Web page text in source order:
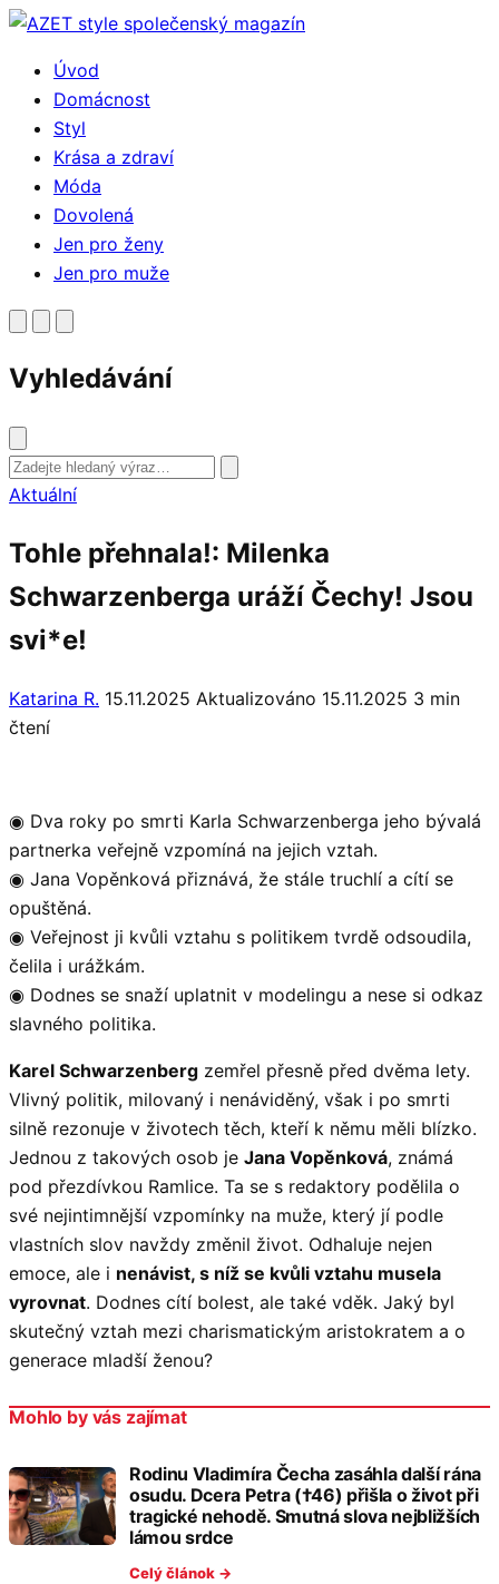
Přejít
obsahuÚvod
Domácnost
Styl
Krása a zdraví
Móda
Dovolená
Jen pro ženy
Jen pro muže
Vyhledávání
Vyhledat
Aktuální
Tohle přehnala!: Milenka
Schwarzenberga uráží Čechy! Jsou
svi*e!
Katarina R. 15.11.2025 Aktualizováno 15.11.2025 3 min
čtení
◉ Dva roky po smrti Karla Schwarzenberga jeho bývalá
partnerka veřejně vzpomíná na jejich vztah.
◉ Jana Vopěnková přiznává, že stále truchlí a cítí se
opuštěná.
◉ Veřejnost ji kvůli vztahu s politikem tvrdě odsoudila,
čelila i urážkám.
◉ Dodnes se snaží uplatnit v modelingu a nese si odkaz
slavného politika.
Karel Schwarzenberg zemřel přesně před dvěma lety.
Vlivný politik, milovaný i nenáviděný, však i po smrti
silně rezonuje v životech těch, kteří k němu měli blízko.
Jednou z takových osob je Jana Vopěnková, známá
pod přezdívkou Ramlice. Ta se s redaktory podělila o
své nejintimnější vzpomínky na muže, který jí podle
vlastních slov navždy změnil život. Odhaluje nejen
emoce, ale i nenávist, s níž se kvůli vztahu musela
vyrovnat. Dodnes cítí bolest, ale také vděk. Jaký byl
skutečný vztah mezi charismatickým aristokratem a o
generace mladší ženou?
Mohlo by vás zajímat
Rodinu Vladimíra Čecha zasáhla další rána
osudu. Dcera Petra (†46) přišla o život při
tragické nehodě. Smutná slova nejbližších
lámou srdce
Celý článok →